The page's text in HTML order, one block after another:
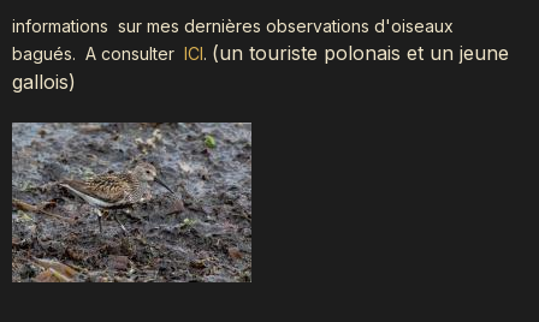
informations sur mes dernières observations d'oiseaux
bagués. A consulter ICI . (un touriste polonais et un jeune
gallois)